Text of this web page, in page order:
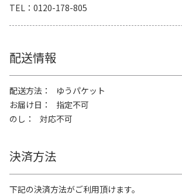
TEL
0120-178-805
配送情報
配送方法
ゆうパケット
お届け日
指定不可
のし
対応不可
決済方法
下記の決済方法がご利用頂けます。